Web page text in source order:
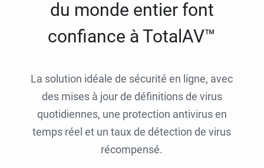
du monde entier font
confiance à TotalAV™
La solution idéale de sécurité en ligne, avec
des mises à jour de définitions de virus
quotidiennes, une protection antivirus en
temps réel et un taux de détection de virus
récompensé.